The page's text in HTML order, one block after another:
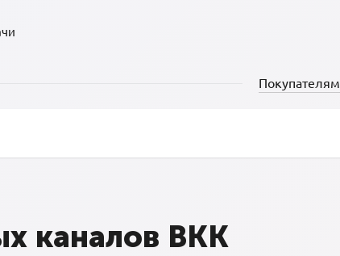
Покупателям
каналов ВКК